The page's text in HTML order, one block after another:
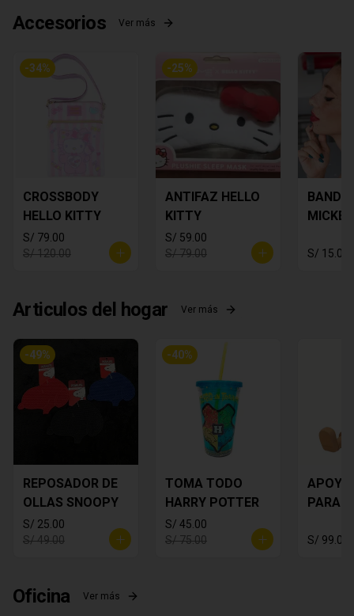
Accesorios Ver más
-34%
CROSSBODY
HELLO KITTY
S/ 79.00
S/ 120.00
-25%
ANTIFAZ HELLO
KITTY
S/ 59.00
S/ 79.00
MICKEY
S/ 15.00
Articulos del hogar Ver más
-49%
REPOSADOR DE
OLLAS SNOOPY
S/ 25.00
S/ 49.00
-40%
TOMA TODO
HARRY POTTER
S/ 45.00
S/ 75.00
PARA
S/ 99.00
Oficina Ver más